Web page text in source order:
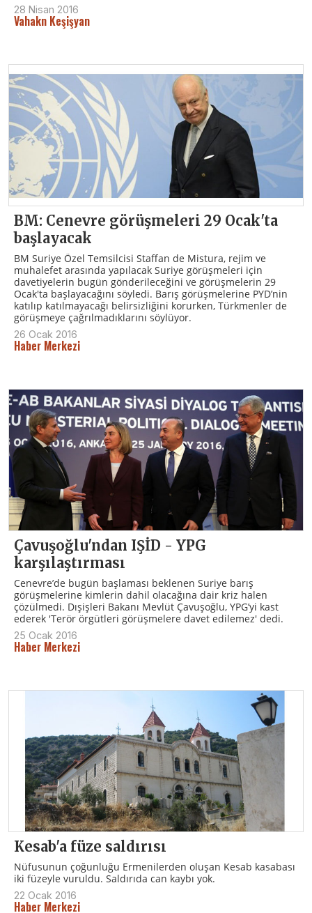
28 Nisan 2016
Vahakn Keşişyan
BM: Cenevre görüşmeleri 29 Ocak'ta
başlayacak
BM Suriye Özel Temsilcisi Staffan de Mistura, rejim ve
muhalefet arasında yapılacak Suriye görüşmeleri için
davetiyelerin bugün gönderileceğini ve görüşmelerin 29
Ocak'ta başlayacağını söyledi. Barış görüşmelerine PYD’nin
katılıp katılmayacağı belirsizliğini korurken, Türkmenler de
görüşmeye çağrılmadıklarını söylüyor.
26 Ocak 2016
Haber Merkezi
Çavuşoğlu'ndan IŞİD - YPG
karşılaştırması
Cenevre’de bugün başlaması beklenen Suriye barış
görüşmelerine kimlerin dahil olacağına dair kriz halen
çözülmedi. Dışişleri Bakanı Mevlüt Çavuşoğlu, YPG’yi kast
ederek 'Terör örgütleri görüşmelere davet edilemez' dedi.
25 Ocak 2016
Haber Merkezi
Kesab'a füze saldırısı
Nüfusunun çoğunluğu Ermenilerden oluşan Kesab kasabası
iki füzeyle vuruldu. Saldırıda can kaybı yok.
22 Ocak 2016
Haber Merkezi